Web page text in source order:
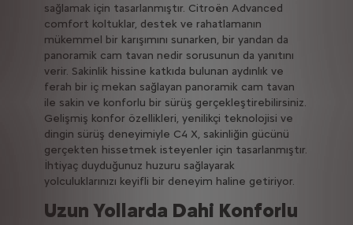
sağlamak için tasarlanmıştır. Citroën Advanced
comfort koltuklar, destek ve rahatlamanın
mükemmel bir karışımını sunarken, bir yandan da
panoramik cam tavan nedir sorusunun da yanıtını
verir. Sakinlik hissine katkıda bulunan aydınlık ve
ferah bir iç mekan sağlayan panoramik cam tavan
ile sakin ve konforlu bir sürüş gerçekleştirebilirsiniz.
Gelişmiş konfor özellikleri, yenilikçi teknolojisi ve
dingin sürüş deneyimiyle C4 X, sakinliğin gücünü
gerçekten hissetmek isteyenler için tasarlanmıştır.
İhtiyaç duyduğunuz huzuru sağlayarak
yolculuklarınızı keyifli bir deneyim haline getiriyor.
Uzun Yollarda Dahi Konforlu